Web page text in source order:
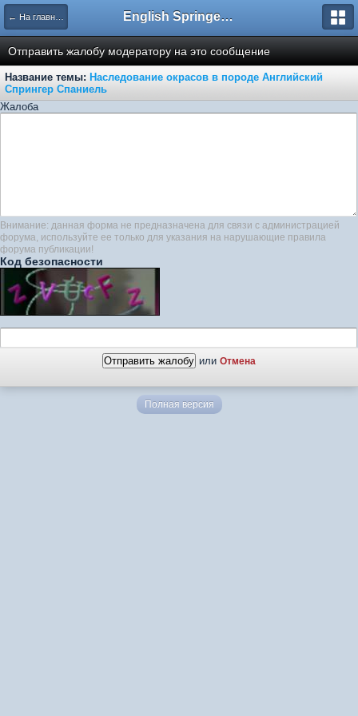
← На главную English Springer Spaniel Club
Отправить жалобу модератору на это сообщение
Название темы: Наследование окрасов в породе Английский
Спрингер Спаниель
Жалоба
Внимание: данная форма не предназначена для связи с администрацией
форума, используйте ее только для указания на нарушающие правила
форума публикации!
Код безопасности
или Отмена
Полная версия